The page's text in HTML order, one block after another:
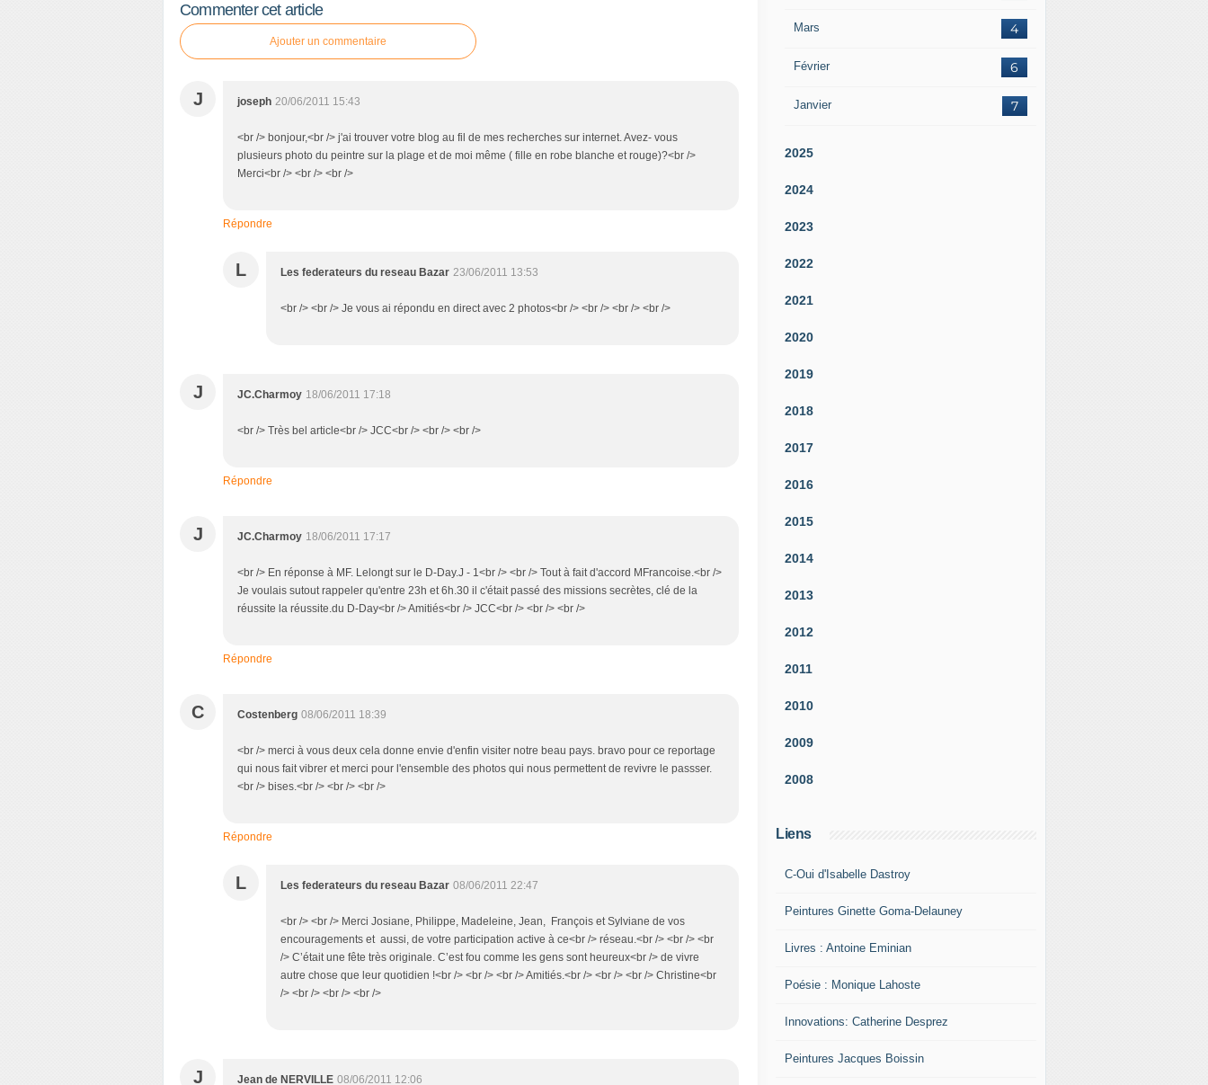
Commenter cet article
Ajouter un commentaire
J joseph 20/06/2011 15:43
<br /> bonjour,<br /> j'ai trouver votre blog au fil de mes recherches sur internet. Avez- vous
plusieurs photo du peintre sur la plage et de moi même ( fille en robe blanche et rouge)?<br />
Merci<br /> <br /> <br />
Répondre
L Les federateurs du reseau Bazar 23/06/2011 13:53
<br /> <br /> Je vous ai répondu en direct avec 2 photos<br /> <br /> <br /> <br />
J JC.Charmoy 18/06/2011 17:18
<br /> Très bel article<br /> JCC<br /> <br /> <br />
Répondre
J JC.Charmoy 18/06/2011 17:17
<br /> En réponse à MF. Lelongt sur le D-Day.J - 1<br /> <br /> Tout à fait d'accord MFrancoise.<br />
Je voulais sutout rappeler qu'entre 23h et 6h.30 il c'était passé des missions secrètes, clé de la
réussite la réussite.du D-Day<br /> Amitiés<br /> JCC<br /> <br /> <br />
Répondre
C Costenberg 08/06/2011 18:39
<br /> merci à vous deux cela donne envie d'enfin visiter notre beau pays. bravo pour ce reportage
qui nous fait vibrer et merci pour l'ensemble des photos qui nous permettent de revivre le passser.
<br /> bises.<br /> <br /> <br />
Répondre
L Les federateurs du reseau Bazar 08/06/2011 22:47
<br /> <br /> Merci Josiane, Philippe, Madeleine, Jean, François et Sylviane de vos
encouragements et aussi, de votre participation active à ce<br /> réseau.<br /> <br /> <br
/> C’était une fête très originale. C’est fou comme les gens sont heureux<br /> de vivre
autre chose que leur quotidien !<br /> <br /> <br /> Amitiés.<br /> <br /> <br /> Christine<br
/> <br /> <br /> <br />
J Jean de NERVILLE 08/06/2011 12:06
Mars 4
Février 6
Janvier 7
2025
2024
2023
2022
2021
2020
2019
2018
2017
2016
2015
2014
2013
2012
2011
2010
2009
2008
Liens
C-Oui d'Isabelle Dastroy
Peintures Ginette Goma-Delauney
Livres : Antoine Eminian
Poésie : Monique Lahoste
Innovations: Catherine Desprez
Peintures Jacques Boissin